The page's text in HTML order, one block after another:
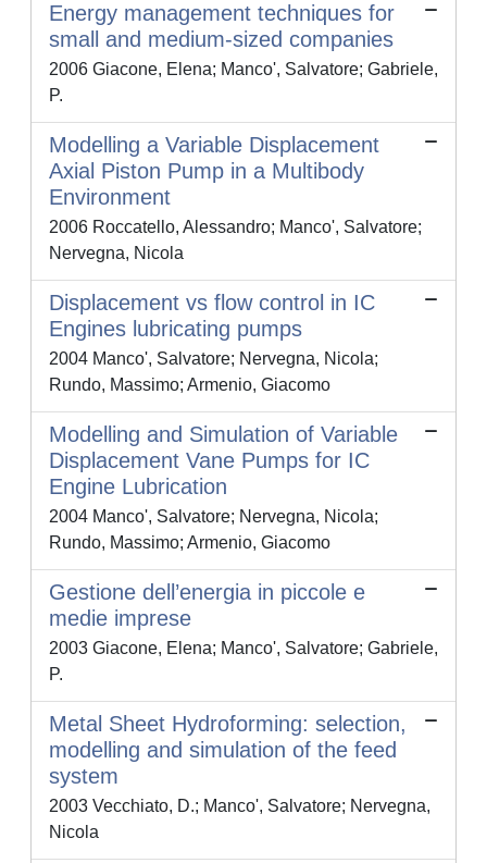
Energy management techniques for
small and medium-sized companies
2006 Giacone, Elena; Manco', Salvatore; Gabriele,
P.
Modelling a Variable Displacement
Axial Piston Pump in a Multibody
Environment
2006 Roccatello, Alessandro; Manco', Salvatore;
Nervegna, Nicola
Displacement vs flow control in IC
Engines lubricating pumps
2004 Manco', Salvatore; Nervegna, Nicola;
Rundo, Massimo; Armenio, Giacomo
Modelling and Simulation of Variable
Displacement Vane Pumps for IC
Engine Lubrication
2004 Manco', Salvatore; Nervegna, Nicola;
Rundo, Massimo; Armenio, Giacomo
Gestione dell’energia in piccole e
medie imprese
2003 Giacone, Elena; Manco', Salvatore; Gabriele,
P.
Metal Sheet Hydroforming: selection,
modelling and simulation of the feed
system
2003 Vecchiato, D.; Manco', Salvatore; Nervegna,
Nicola